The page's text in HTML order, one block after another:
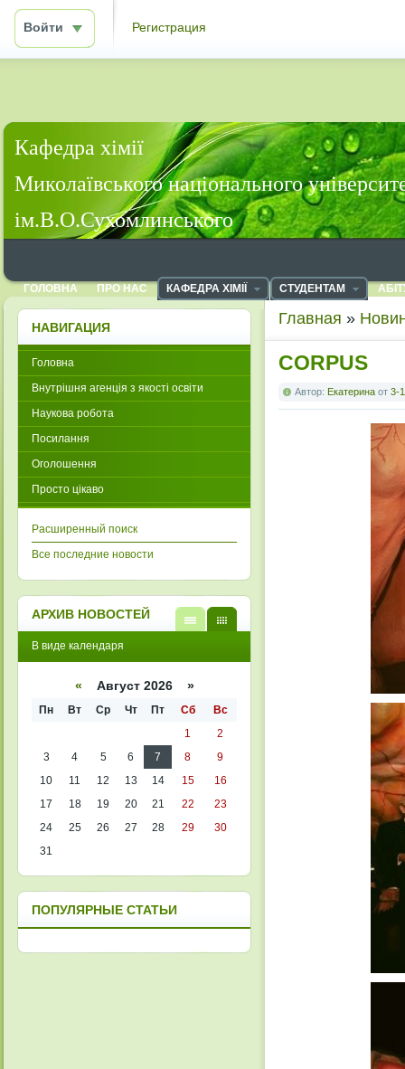
Войти Регистрация
Кафедра хімії
Миколаївського національного
ім.В.О.Сухомлинського
ГОЛОВНА ПРО НАС КАФЕДРА ХІМІЇ СТУДЕНТАМ
Главная »
CORPUS
Автор: Екатерина от 3-
НАВИГАЦИЯ
Головна
Внутрішня агенція з якості освіти
Наукова робота
Посилання
Оголошення
Просто цікаво
Расширенный поиск
Все последние новости
АРХИВ НОВОСТЕЙ
кален
списк
В виде календаря
« Август 2026 »
Пн Вт Ср Чт Пт Сб
Вс
1
2
3
4 5 6 7 8
9
10
11 12 13 14 15
16
17
18 19 20 21 22
23
24
25 26 27 28 29
30
31
ПОПУЛЯРНЫЕ СТАТЬИ